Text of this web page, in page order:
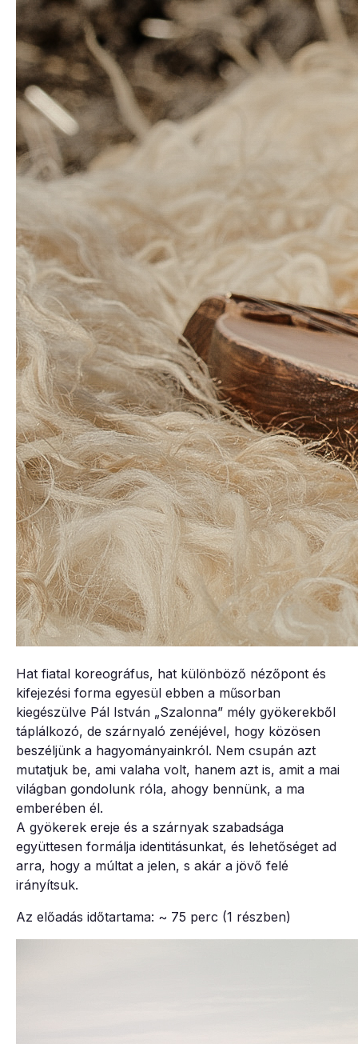
Hat fiatal koreográfus, hat különböző nézőpont és
kifejezési forma egyesül ebben a műsorban
kiegészülve Pál István „Szalonna” mély gyökerekből
táplálkozó, de szárnyaló zenéjével, hogy közösen
beszéljünk a hagyományainkról. Nem csupán azt
mutatjuk be, ami valaha volt, hanem azt is, amit a mai
világban gondolunk róla, ahogy bennünk, a ma
emberében él.
A gyökerek ereje és a szárnyak szabadsága
együttesen formálja identitásunkat, és lehetőséget ad
arra, hogy a múltat a jelen, s akár a jövő felé
irányítsuk.
Az előadás időtartama: ~ 75 perc (1 részben)